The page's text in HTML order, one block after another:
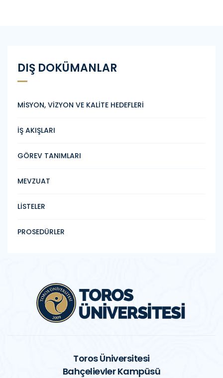
DIŞ DOKÜMANLAR
MİSYON, VİZYON VE KALİTE HEDEFLERİ
İŞ AKIŞLARI
GÖREV TANIMLARI
MEVZUAT
LİSTELER
PROSEDÜRLER
Toros Üniversitesi
Bahçelievler Kampüsü